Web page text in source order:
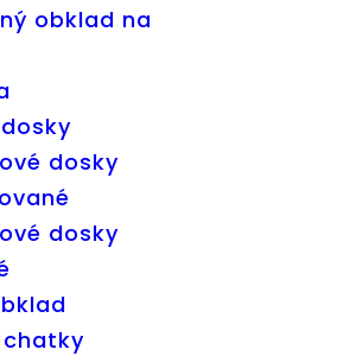
obklad na
dosky
dosky
chatky